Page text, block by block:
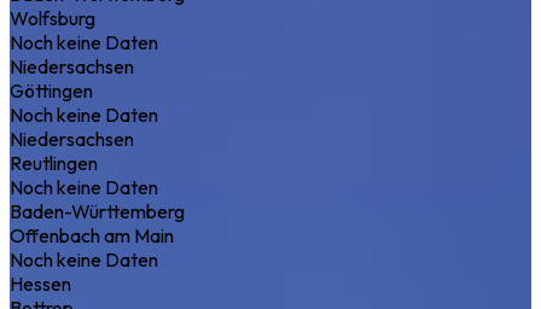
Wolfsburg
Noch keine Daten
Niedersachsen
Göttingen
Noch keine Daten
Niedersachsen
Reutlingen
Noch keine Daten
Baden-Württemberg
Offenbach am Main
Noch keine Daten
Hessen